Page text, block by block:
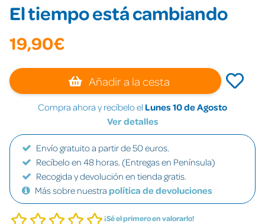
El tiempo está cambiando
19,90€
Añadir a la cesta
Compra ahora y recíbelo el Lunes 10 de Agosto
Ver detalles
Envío gratuito a partir de 50 euros.
Recíbelo en 48 horas. (Entregas en Península)
Recogida y devolución en tienda gratis.
Más sobre nuestra política de devoluciones
¡Sé el primero en valorarlo!